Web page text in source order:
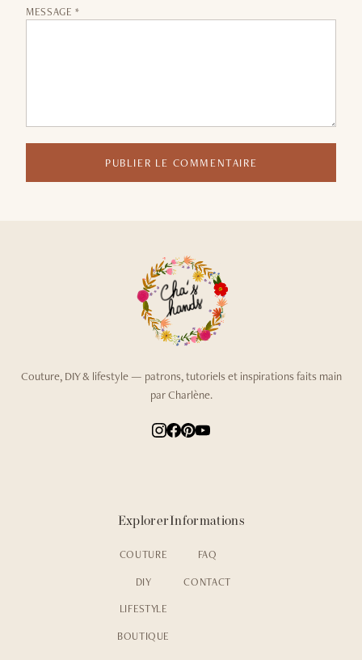
MESSAGE *
PUBLIER LE COMMENTAIRE
Couture, DIY & lifestyle — patrons, tutoriels et inspirations faits main
par Charlène.
Explorer
COUTURE
DIY
LIFESTYLE
BOUTIQUE
Informations
FAQ
CONTACT